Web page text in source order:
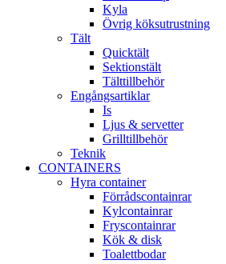
Kyla
Övrig köksutrustning
Tält
Quicktält
Sektionstält
Tälttillbehör
Engångsartiklar
Is
Ljus & servetter
Grilltillbehör
Teknik
CONTAINERS
Hyra container
Förrådscontainrar
Kylcontainrar
Fryscontainrar
Kök & disk
Toalettbodar